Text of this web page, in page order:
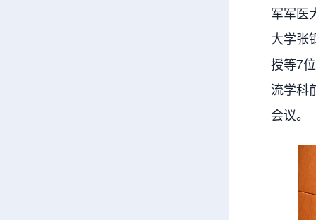
军军医
大学张
授等7
流学科
会议。